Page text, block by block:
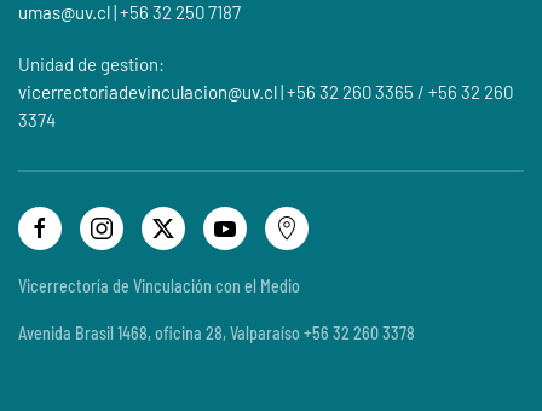
umas@uv.cl| +56 32 250 7187
Unidad de gestion:
vicerrectoriadevinculacion@uv.cl| +56 32 260 3365 / +56 32 260
3374
Vicerrectoría de Vinculación con el Medio
Avenida Brasil 1468, oficina 28, Valparaíso +56 32 260 3378